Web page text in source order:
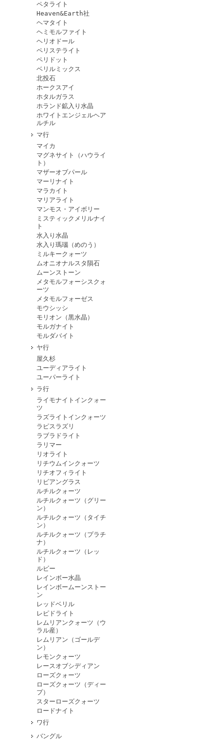
ペタライト
Heaven&Earth社
ヘマタイト
ヘミモルファイト
ヘリオドール
ペリステライト
ペリドット
ベリルミックス
北投石
ホークスアイ
ホタルガラス
ホランド鉱入り水晶
ホワイトエンジェルヘア
ルチル
マ行
マイカ
マグネサイト（ハウライ
ト）
マザーオブパール
マーリナイト
マラカイト
マリアライト
マンモス・アイボリー
ミスティックメリルナイ
ト
水入り水晶
水入り瑪瑙（めのう）
ミルキークォーツ
ムオニオナルスタ隕石
ムーンストーン
メタモルフォーシスクォ
ーツ
メタモルフォーゼス
モウシッシ
モリオン（黒水晶）
モルガナイト
モルダバイト
ヤ行
屋久杉
ユーディアライト
ユーパーライト
ラ行
ライモナイトインクォー
ツ
ラズライトインクォーツ
ラピスラズリ
ラブラドライト
ラリマー
リオライト
リチウムインクォーツ
リチオフィライト
リビアングラス
ルチルクォーツ
ルチルクォーツ（グリー
ン）
ルチルクォーツ（タイチ
ン）
ルチルクォーツ（プラチ
ナ）
ルチルクォーツ（レッ
ド）
ルビー
レインボー水晶
レインボームーンストー
ン
レッドベリル
レピドライト
レムリアンクォーツ（ウ
ラル産）
レムリアン（ゴールデ
ン）
レモンクォーツ
レースオブシディアン
ローズクォーツ
ローズクォーツ（ディー
プ）
スターローズクォーツ
ロードナイト
ワ行
バングル